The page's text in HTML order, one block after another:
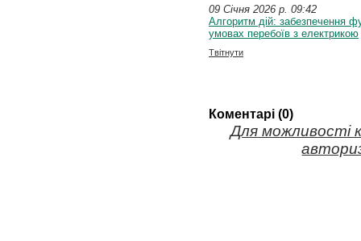
09 Січня 2026 p. 09:42
Алгоритм дій: забезпечення
умовах перебоїв з електрикою
Твітнути
Коментарі (0)
Для можливості